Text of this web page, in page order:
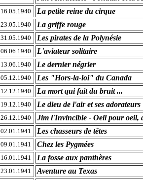
16.05.1940
La petite reine du cirque
23.05.1940
La griffe rouge
31.05.1940
Les pirates de la Polynésie
06.06.1940
L'aviateur solitaire
13.06.1940
Le dernier négrier
05.12.1940
Les "Hors-la-loi" du Canada
12.12.1940
La mort qui fait du bruit ...
19.12.1940
Le dieu de l'air et ses adorateurs
26.12.1940
Jim l'Invincible - Oeil pour oeil,
02.01.1941
Les chasseurs de têtes
09.01.1941
Chez les Pygmées
16.01.1941
La fosse aux panthères
23.01.1941
Aventure au Texas